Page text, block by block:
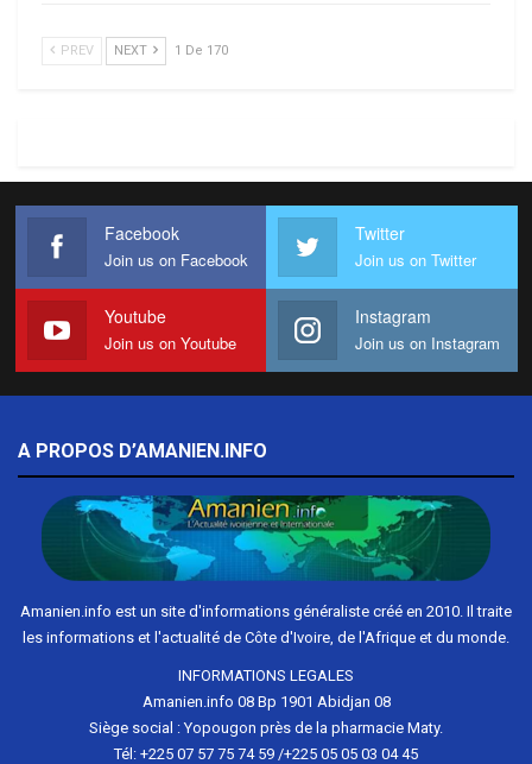
PREV NEXT 1 De 170
Facebook
Join us on Facebook
Twitter
Join us on Twitter
Youtube
Join us on Youtube
Instagram
Join us on Instagram
A PROPOS D’AMANIEN.INFO
Amanien.info est un site d'informations généraliste créé en 2010. Il traite
les informations et l'actualité de Côte d'Ivoire, de l'Afrique et du monde.
INFORMATIONS LEGALES
Amanien.info 08 Bp 1901 Abidjan 08
Siège social : Yopougon près de la pharmacie Maty.
Tél: +225 07 57 75 74 59 /+225 05 05 03 04 45